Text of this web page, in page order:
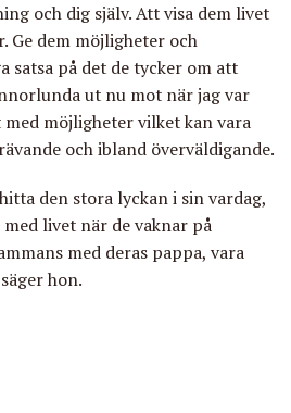
och dig själv. Att visa dem livet
Ge dem möjligheter och
satsa på det de tycker om att
ut nu mot när jag var
möjligheter vilket kan vara
och ibland överväldigande.
den stora lyckan i sin vardag,
livet när de vaknar på
med deras pappa, vara
hon.